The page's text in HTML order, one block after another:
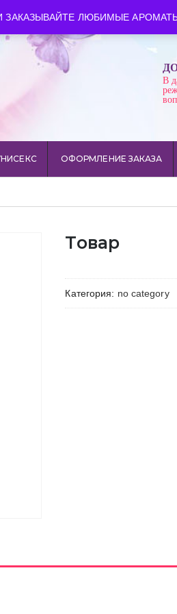
ЗАКАЗЫВАЙТЕ ЛЮБИМЫЕ
Время работы: пн-сб 10:00-21:00
В
ОФОРМЛЕНИЕ ЗАКАЗА
Товар
Категория: no category